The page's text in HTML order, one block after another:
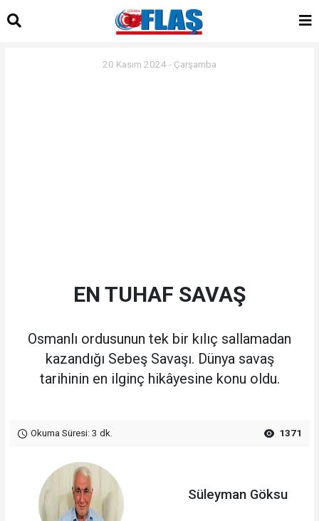
20 Kasım 2024 - Çarşamba
EN TUHAF SAVAŞ
Osmanlı ordusunun tek bir kılıç sallamadan
kazandığı Sebeş Savaşı. Dünya savaş
tarihinin en ilginç hikâyesine konu oldu.
Okuma Süresi: 3 dk. 1371
Süleyman Göksu